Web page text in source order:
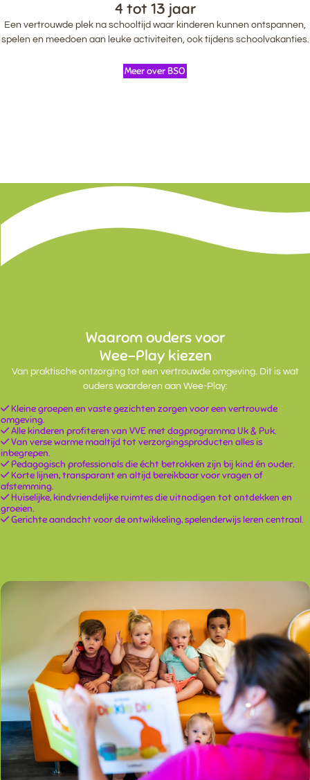
4 tot 13 jaar
Een vertrouwde plek na schooltijd waar kinderen kunnen ontspannen,
spelen en meedoen aan leuke activiteiten, ook tijdens schoolvakanties.
Meer over BSO
Waarom ouders voor
Wee-Play kiezen
Van praktische ontzorging tot een vertrouwde omgeving. Dit is wat
ouders waarderen aan Wee-Play:
Kleine groepen en vaste gezichten zorgen voor een vertrouwde
omgeving.
Alle kinderen profiteren van VVE met dagprogramma Uk & Puk.
Van verse warme maaltijd tot verzorgingsproducten alles is
inbegrepen.
Pedagogisch professionals die écht betrokken zijn bij kind én ouder.
Korte lijnen, transparant en altijd bereikbaar voor vragen of
afstemming.
Huiselijke, kindvriendelijke ruimtes die uitnodigen tot ontdekken en
groeien.
Gerichte aandacht voor de ontwikkeling, spelenderwijs leren centraal.